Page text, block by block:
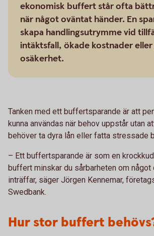
ekonomisk buffert står ofta
när något oväntat händer. En
skapa handlingsutrymme vid
intäktsfall, ökade kostnader
osäkerhet.
Tanken med ett buffertsparande är att
kunna användas när behov uppstår utan
behöver ta dyra lån eller fatta stressade
– Ett buffertsparande är som en
buffert minskar du sårbarheten om
inträffar, säger Jörgen Kennemar,
Swedbank.
Hur stor buffert